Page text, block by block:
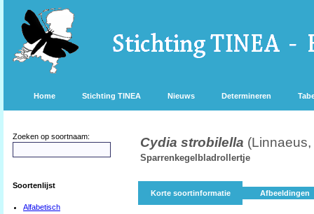
Home Stichting TINEA Nieuws Determineren
Zoeken op soortnaam:
Soortenlijst
Alfabetisch
Cydia strobilella
Sparrenkegelbladrollertje
Korte soortinformatie Afbeeldingen